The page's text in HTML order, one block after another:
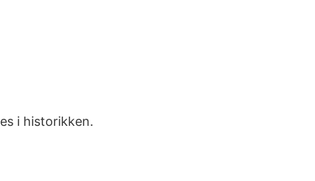
i historikken.